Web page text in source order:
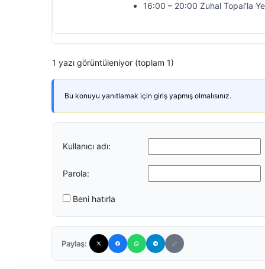
16:00 – 20:00 Zuhal Topal’la
1 yazı görüntüleniyor (toplam 1)
Bu konuyu yanıtlamak için giriş yapmış olmalısınız.
Kullanıcı adı:
Parola:
Beni hatırla
Paylaş: